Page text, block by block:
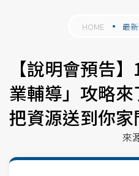
HOME 最
【說明會預告
業輔導」攻略來
把資源送到你家
來